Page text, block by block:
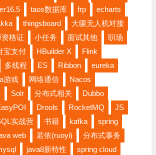
taos数据库 frp
echarts
thingsboard
大疆无人机对接
格证 小任务 面试其他
职场
宝支付 HBuilder X
Flink
多线程 ES Ribbon
eureka
游戏 网络通信
Nacos
Solr 分布式相关
Dubbo
Drools RocketMQ
JS
实战营
书籍 kafka
spring
web 若依(ruoyi)
分布式事务
java8新特性
spring cloud